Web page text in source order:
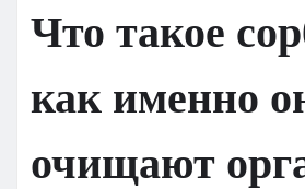
Что такое
как именно
очищают